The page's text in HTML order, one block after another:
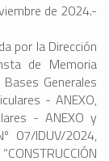
de 2024.-
por la Dirección
de Memoria
Generales
- ANEXO,
- ANEXO y
07/IDUV/2024,